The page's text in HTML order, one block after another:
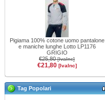
Pigiama 100% cotone uomo pantalone
e maniche lunghe Lotto LP1176
GRIGIO
€25,80[IvaInc]
€21,80 [IvaInc]
Tag Popolari